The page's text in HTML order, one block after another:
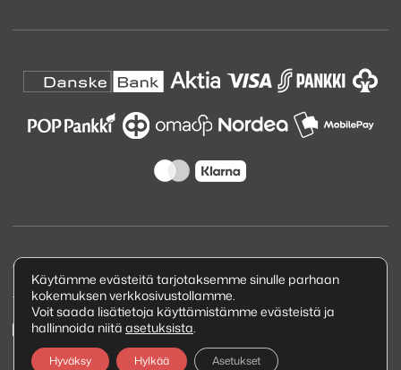
Copyright © 2026 Kuva ja Ääni Oy
Tietosuojaseloste
Käytämme evästeitä tarjotaksemme sinulle parhaan
kokemuksen verkkosivustollamme.
Voit saada lisätietoja käyttämistämme evästeistä ja
hallinnoida niitä asetuksista.
Hyväksy Hylkää Asetukset